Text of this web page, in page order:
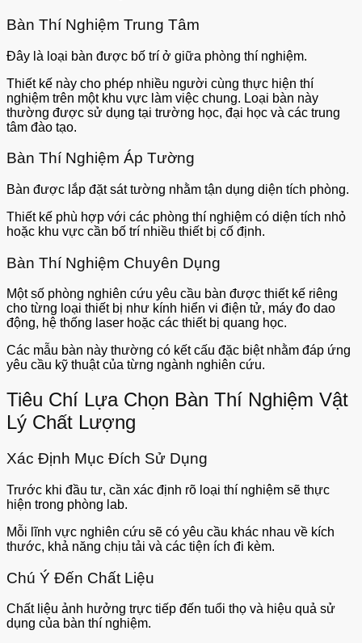
Bàn Thí Nghiệm Trung Tâm
Đây là loại bàn được bố trí ở giữa phòng thí nghiệm.
Thiết kế này cho phép nhiều người cùng thực hiện thí
nghiệm trên một khu vực làm việc chung. Loại bàn này
thường được sử dụng tại trường học, đại học và các trung
tâm đào tạo.
Bàn Thí Nghiệm Áp Tường
Bàn được lắp đặt sát tường nhằm tận dụng diện tích phòng.
Thiết kế phù hợp với các phòng thí nghiệm có diện tích nhỏ
hoặc khu vực cần bố trí nhiều thiết bị cố định.
Bàn Thí Nghiệm Chuyên Dụng
Một số phòng nghiên cứu yêu cầu bàn được thiết kế riêng
cho từng loại thiết bị như kính hiển vi điện tử, máy đo dao
động, hệ thống laser hoặc các thiết bị quang học.
Các mẫu bàn này thường có kết cấu đặc biệt nhằm đáp ứng
yêu cầu kỹ thuật của từng ngành nghiên cứu.
Tiêu Chí Lựa Chọn Bàn Thí Nghiệm Vật
Lý Chất Lượng
Xác Định Mục Đích Sử Dụng
Trước khi đầu tư, cần xác định rõ loại thí nghiệm sẽ thực
hiện trong phòng lab.
Mỗi lĩnh vực nghiên cứu sẽ có yêu cầu khác nhau về kích
thước, khả năng chịu tải và các tiện ích đi kèm.
Chú Ý Đến Chất Liệu
Chất liệu ảnh hưởng trực tiếp đến tuổi thọ và hiệu quả sử
dụng của bàn thí nghiệm.